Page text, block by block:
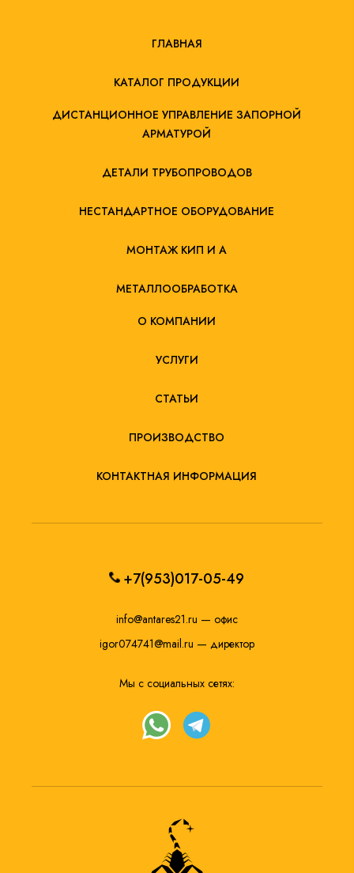
ГЛАВНАЯ
КАТАЛОГ ПРОДУКЦИИ
ДИСТАНЦИОННОЕ УПРАВЛЕНИЕ ЗАПОРНОЙ
АРМАТУРОЙ
ДЕТАЛИ ТРУБОПРОВОДОВ
НЕСТАНДАРТНОЕ ОБОРУДОВАНИЕ
МОНТАЖ КИП И А
МЕТАЛЛООБРАБОТКА
О КОМПАНИИ
УСЛУГИ
СТАТЬИ
ПРОИЗВОДСТВО
КОНТАКТНАЯ ИНФОРМАЦИЯ
+7(953)017-05-49
info@antares21.ru — офис
igor074741@mail.ru — директор
Мы с социальных сетях: